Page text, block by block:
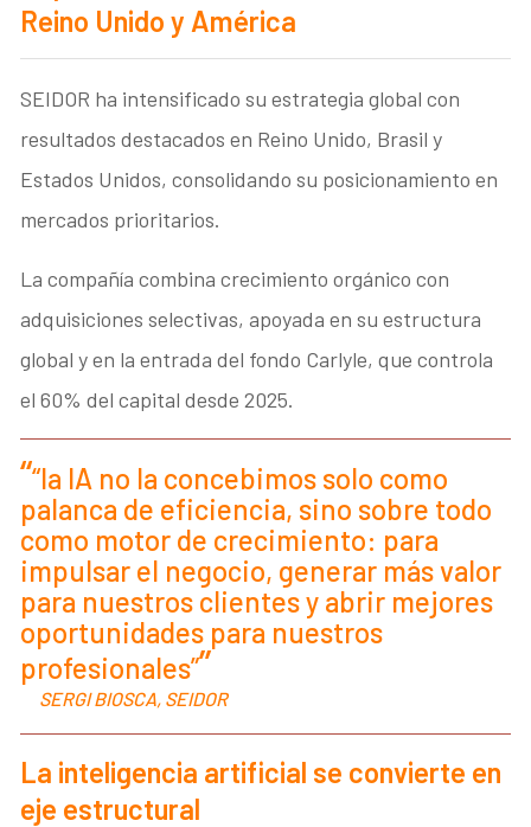
Reino Unido y América
SEIDOR ha intensificado su estrategia global con
resultados destacados en Reino Unido, Brasil y
Estados Unidos, consolidando su posicionamiento en
mercados prioritarios.
La compañía combina crecimiento orgánico con
adquisiciones selectivas, apoyada en su estructura
global y en la entrada del fondo Carlyle, que controla
el 60% del capital desde 2025.
“la IA no la concebimos solo como
palanca de eficiencia, sino sobre todo
como motor de crecimiento: para
impulsar el negocio, generar más valor
para nuestros clientes y abrir mejores
oportunidades para nuestros
profesionales”
SERGI BIOSCA, SEIDOR
La inteligencia artificial se convierte en
eje estructural